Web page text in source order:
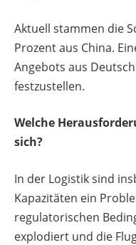
Aktuell stammen die
Prozent aus China.
Angebots aus
festzustellen.
Welche
sich?
In der Logistik sind
Kapazitäten ein
regulatorischen
explodiert und die